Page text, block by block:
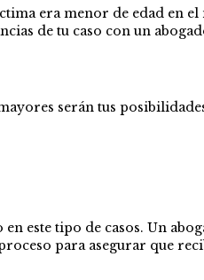
era menor de edad en
de tu caso con un
serán tus
este tipo de casos. Un
para asegurar que